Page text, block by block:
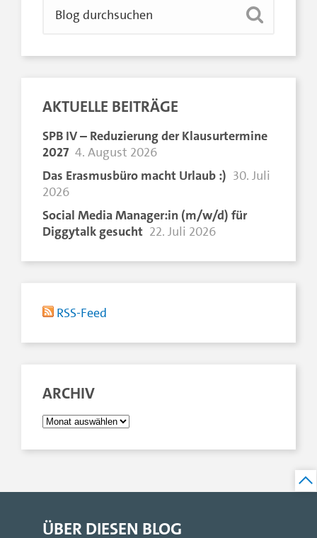
AKTUELLE BEITRÄGE
SPB IV – Reduzierung der Klausurtermine
2027 4. August 2026
Das Erasmusbüro macht Urlaub :) 30. Juli
2026
Social Media Manager:in (m/w/d) für
Diggytalk gesucht 22. Juli 2026
RSS-Feed
ARCHIV
ÜBER DIESEN BLOG